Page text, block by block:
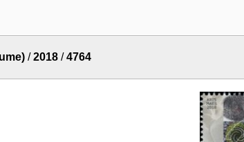
/2018 /4764